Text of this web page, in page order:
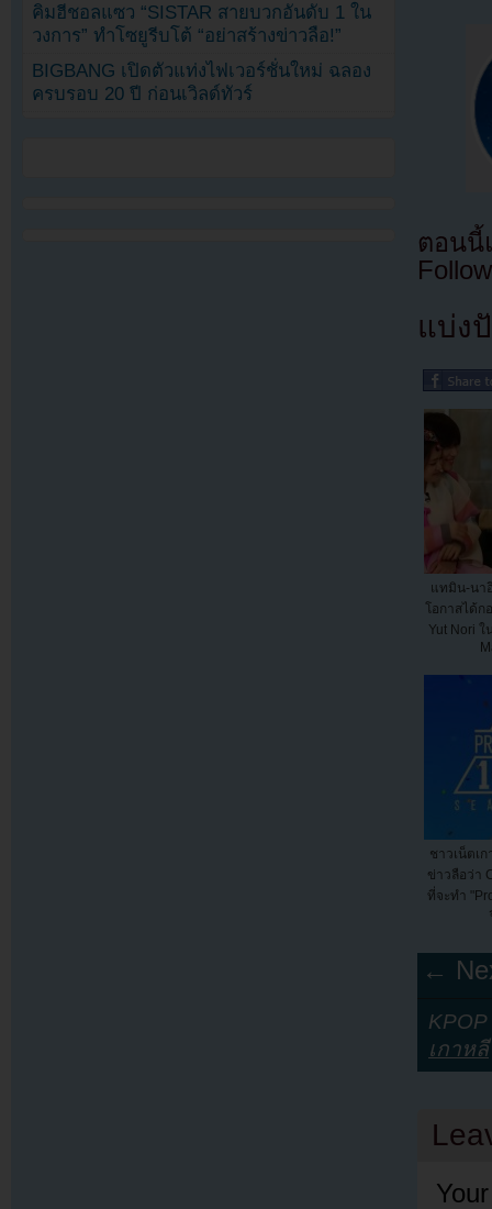
ตอนนี้
แบ่ง
แทมิน-นา
โอกาสได้ก
Yut Nori ใ
ชาวเน็ตเ
ข่าวลือว่า
ที่จะทำ
←
เกาหลี
คิมฮีชอลแซว “SISTAR สายบวกอันดับ 1 ใน
วงการ” ทำโซยูรีบโต้ “อย่าสร้างข่าวลือ!”
BIGBANG เปิดตัวแท่งไฟเวอร์ชั่นใหม่ ฉลอง
ครบรอบ 20 ปี ก่อนเวิลด์ทัวร์